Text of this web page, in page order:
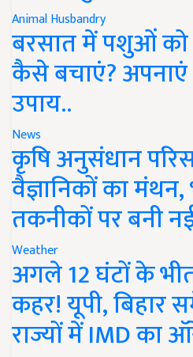
Animal Husbandry
बरसात में पशुओं को
कैसे बचाएं?
उपाय..
News
कृषि अनुसंधान
वैज्ञानिकों का
तकनीकों पर बनी
Weather
अगले 12 घंटों के
कहर! यूपी, बिहार
राज्यों में IMD का